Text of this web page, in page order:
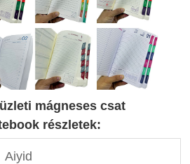
mágneses csat
részletek:
Aiyid